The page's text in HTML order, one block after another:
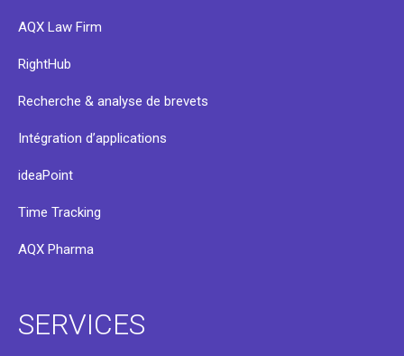
AQX Law Firm
RightHub
Recherche & analyse de brevets
Intégration d’applications
ideaPoint
Time Tracking
AQX Pharma
SERVICES